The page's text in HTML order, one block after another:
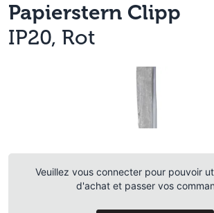
Papierstern Clipp
IP20, Rot
Veuillez vous connecter pour pouvoir
d'achat et passer vos